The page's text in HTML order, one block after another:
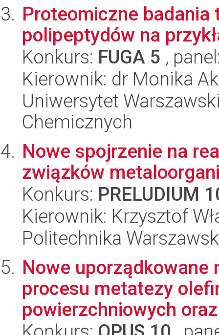
Proteomiczne
polipeptydów na
Konkurs: FUGA 5 ,
Kierownik: dr Monika
Uniwersytet
Chemicznych
Nowe spojrzenie na
związków
Konkurs: PRELUDIUM
Kierownik: Krzysztof
Politechnika
Nowe
procesu metatezy
powierzchniowych